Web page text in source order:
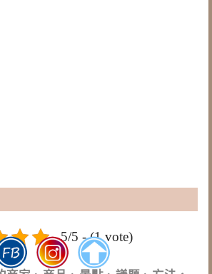
5/5 - (1 vote)
論